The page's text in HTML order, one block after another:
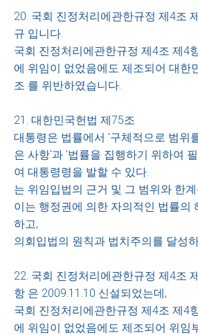
20. 국회 진정처리에관한규정 제4조
규 입니다.
국회 진정처리에관한규정 제4조 제4
에 위임이 없었음에도 제조되어 대한
조 를 위반하였습니다.
21. 대한민국헌법 제75조
대통령은 법률에서 '구체적으로 범위
은 사항'과 '법률을 집행하기 위하여
여 대통령령을 발할 수 있다.
는 위임입법의 근거 및 그 범위와 한
이는 행정권에 의한 자의적인 법률의
하고,
의회입법의 원칙과 법치주의를 달성
22. 국회 진정처리에관한규정 제4조
항 은 2009.11.10 신설되었는데,
국회 진정처리에관한규정 제4조 제4
에 위임이 없었음에도 제조되어 위임